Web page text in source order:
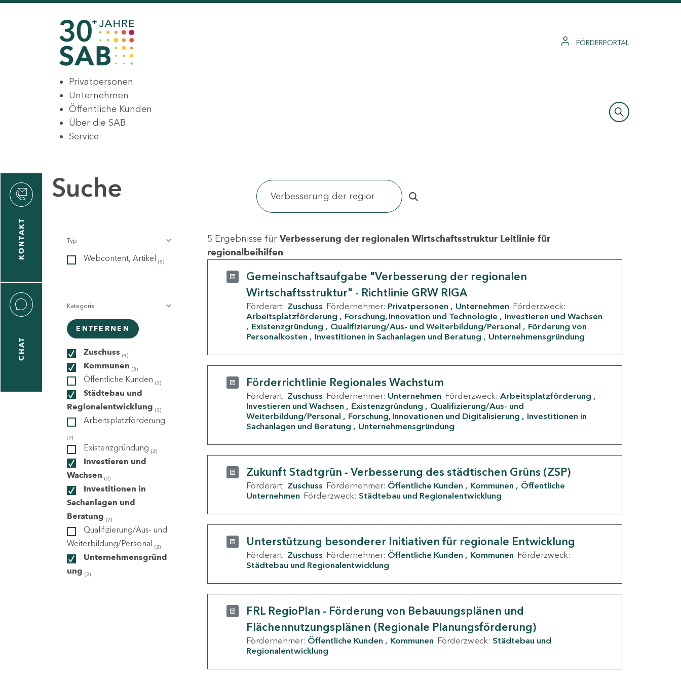
FÖRDERPORTAL
Privatpersonen
Unternehmen
Öffentliche Kunden
Über die SAB
Service
KONTAKT
CHAT
Suche
Typ
Webcontent, Artikel (5)
Kategorie
ENTFERNEN
Zuschuss (4)
Kommunen (3)
Öffentliche Kunden (3)
Städtebau und
Regionalentwicklung (3)
Arbeitsplatzförderung
(2)
Existenzgründung (2)
Investieren und
Wachsen (2)
Investitionen in
Sachanlagen und
Beratung (2)
Qualifizierung/Aus- und
Weiterbildung/Personal (2)
Unternehmensgründ
ung (2)
5 Ergebnisse für Verbesserung der regionalen Wirtschaftsstruktur Leitlinie für
regionalbeihilfen
Gemeinschaftsaufgabe "Verbesserung der regionalen
Wirtschaftsstruktur" - Richtlinie GRW RIGA
Förderart: Zuschuss Fördernehmer: Privatpersonen Unternehmen Förderzweck:
Arbeitsplatzförderung
Forschung, Innovation und Technologie
Investieren und Wachsen
Existenzgründung
Qualifizierung/Aus- und Weiterbildung/Personal
Förderung von
Personalkosten
Investitionen in Sachanlagen und Beratung Unternehmensgründung
Förderrichtlinie Regionales Wachstum
Förderart: Zuschuss Fördernehmer: Unternehmen Förderzweck: Arbeitsplatzförderung
Investieren und Wachsen
Existenzgründung
Qualifizierung/Aus- und
Weiterbildung/Personal
Forschung, Innovationen und Digitalisierung
Investitionen in
Sachanlagen und Beratung
Unternehmensgründung
Zukunft Stadtgrün - Verbesserung des städtischen Grüns (ZSP)
Förderart: Zuschuss Fördernehmer: Öffentliche Kunden Kommunen
Öffentliche
Unternehmen Förderzweck: Städtebau und Regionalentwicklung
Unterstützung besonderer Initiativen für regionale Entwicklung
Förderart: Zuschuss Fördernehmer: Öffentliche Kunden Kommunen Förderzweck:
Städtebau und Regionalentwicklung
FRL RegioPlan - Förderung von Bebauungsplänen und
Flächennutzungsplänen (Regionale Planungsförderung)
Fördernehmer: Öffentliche Kunden Kommunen Förderzweck: Städtebau und
Regionalentwicklung